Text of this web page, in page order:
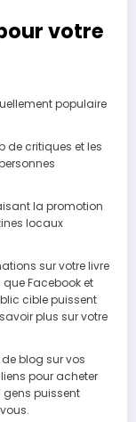
votre
populaire
de critiques et les
la promotion
locaux
sur votre livre
Facebook et
cible puissent
plus sur votre
blog sur vos
pour acheter
gens puissent